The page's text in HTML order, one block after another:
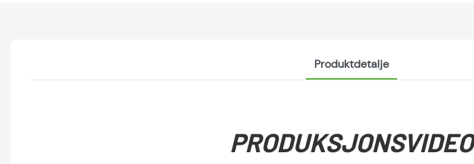
Produktdetalje
PRODUKSJONSVIDEO